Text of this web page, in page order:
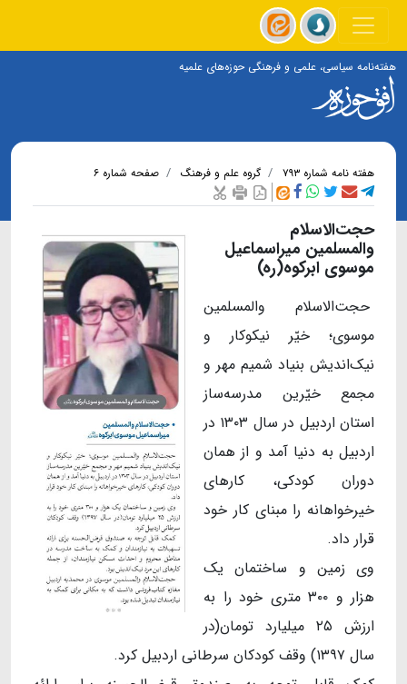
هفته‌نامه سیاسی، علمی و فرهنگی حوزه‌های علمیه
هفته نامه شماره ۷۹۳ گروه علم و فرهنگ صفحه شماره ۶
حجت‌الاسلام
والمسلمین میراسماعیل
موسوی ابرکوه(ره)
حجت‌الاسلام والمسلمین
موسوی؛ خیّر نیکوکار و
نیک‌اندیش بنیاد شمیم مهر و
مجمع خیّرین مدرسه‌ساز
استان اردبیل در سال ۱۳۰۳ در
اردبیل به دنیا آمد و از همان
دوران کودکی، کارهای
خیرخواهانه را مبنای کار خود
قرار داد.
وی زمین و ساختمان یک
هزار و ۳۰۰ متری خود را به
ارزش ۲۵ میلیارد تومان(در
سال ۱۳۹۷) وقف کودکان سرطانی اردبیل کرد.